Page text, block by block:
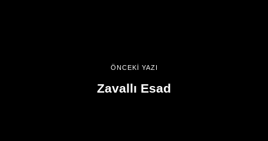
ÖNCEKİ YAZI
Zavallı Esad